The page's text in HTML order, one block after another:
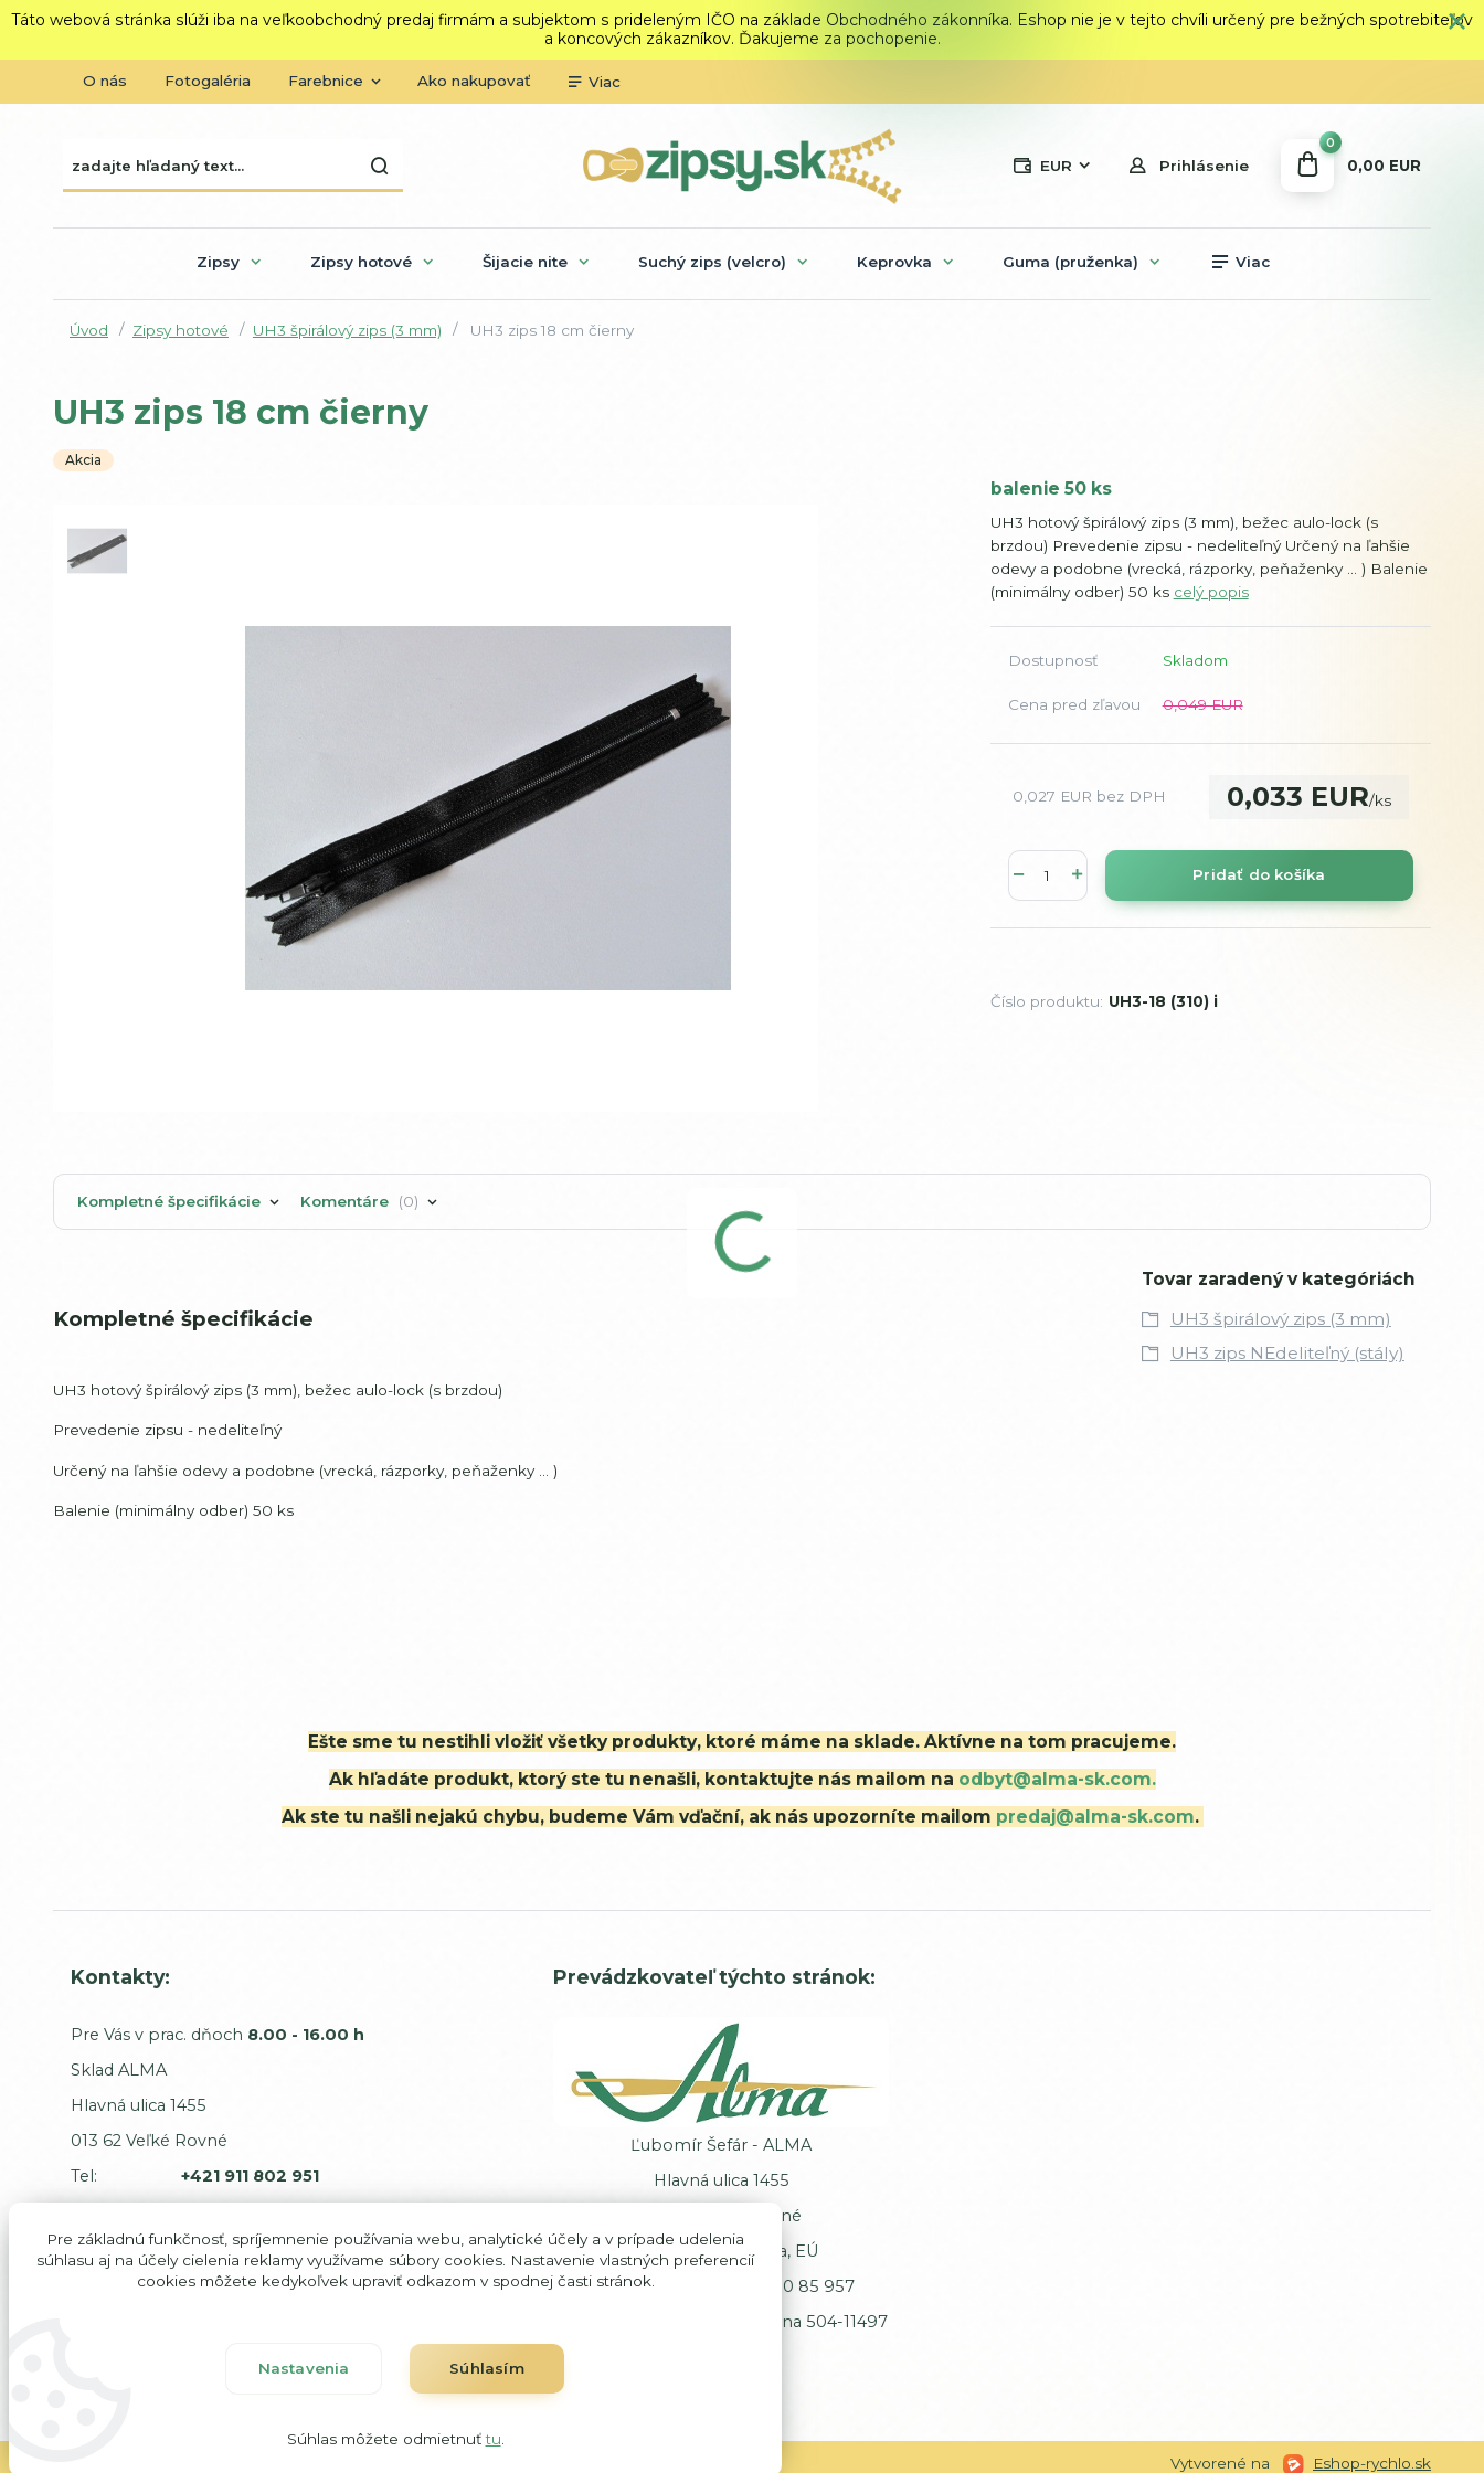
Táto webová stránka slúži iba na veľkoobchodný predaj firmám a subjektom s prideleným IČO na základe Obchodného zákonníka. Eshop nie je v tejto chvíli určený pre bežných spotrebiteľov
a koncových zákazníkov. Ďakujeme za pochopenie.
O nás Fotogaléria Farebnice Ako nakupovať Viac
EUR Prihlásenie
0
0,00 EUR
Zipsy Zipsy hotové Šijacie nite Suchý zips (velcro) Keprovka Guma (pruženka) Viac
Úvod Zipsy hotové UH3 špirálový zips (3 mm) UH3 zips 18 cm čierny
UH3 zips 18 cm čierny
Akcia
balenie 50 ks
UH3 hotový špirálový zips (3 mm), bežec aulo-lock (s
brzdou) Prevedenie zipsu - nedeliteľný Určený na ľahšie
odevy a podobne (vrecká, rázporky, peňaženky ... ) Balenie
(minimálny odber) 50 ks celý popis
Dostupnosť Skladom
Cena pred zľavou 0,049 EUR
0,033 EUR/ks
0,027 EUR bez DPH
Pridať do košíka
Číslo produktu: UH3-18 (310) i
Kompletné špecifikácie Komentáre 0
Kompletné špecifikácie
UH3 hotový špirálový zips (3 mm), bežec aulo-lock (s brzdou)
Prevedenie zipsu - nedeliteľný
Určený na ľahšie odevy a podobne (vrecká, rázporky, peňaženky ... )
Balenie (minimálny odber) 50 ks
Tovar zaradený v kategóriách
UH3 špirálový zips (3 mm)
UH3 zips NEdeliteľný (stály)
Ešte sme tu nestihli vložiť všetky produkty, ktoré máme na sklade. Aktívne na tom pracujeme.
Ak hľadáte produkt, ktorý ste tu nenašli, kontaktujte nás mailom na odbyt@alma-sk.com.
Ak ste tu našli nejakú chybu, budeme Vám vďační, ak nás upozorníte mailom predaj@alma-sk.com.
Kontakty:
Pre Vás v prac. dňoch 8.00 - 16.00 h
Sklad ALMA
Hlavná ulica 1455
013 62 Veľké Rovné
Tel:
+421 911 802 951
Sťažnosti a dodávatelia:
Majiteľ:predaj@alma-sk.com
Prevádzkovateľ týchto stránok:
Ľubomír Šefár - ALMA
Hlavná ulica 1455
013 62 Veľké Rovné
Slovenská republika, EÚ
IČ DPH: SK102 00 85 957
Registrácia: Okresný úrad Žilina 504-11497
Vytvorené na Eshop-rychlo.sk
Pre základnú funkčnosť, spríjemnenie používania webu, analytické účely a v prípade udelenia
súhlasu aj na účely cielenia reklamy využívame súbory cookies. Nastavenie vlastných preferencií
cookies môžete kedykoľvek upraviť odkazom v spodnej časti stránok.
Nastavenia Súhlasím
Súhlas môžete odmietnuťtu